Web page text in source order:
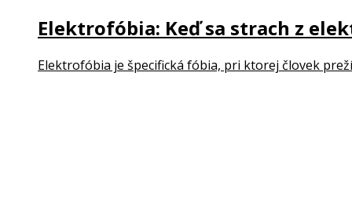
Elektrofóbia: Keď sa strach z
Elektrofóbia je špecifická fóbia, pri ktorej človek